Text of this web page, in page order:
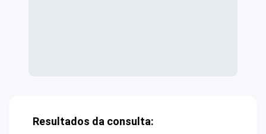
Resultados da consulta: